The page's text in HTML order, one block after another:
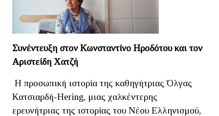
Συνέντευξη στον Κωνσταντίνο Ηροδότου και τον
Αριστείδη Χατζή
Η προσωπική ιστορία της καθηγήτριας Όλγας
Κατσιαρδή-Hering, μιας χαλκέντερης
ερευνήτριας της ιστορίας του Νέου Ελληνισμού,